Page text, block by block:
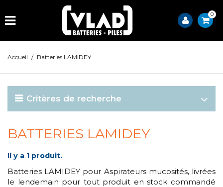
0
Accueil / Batteries LAMIDEY
Critères de recherche
BATTERIES LAMIDEY
Il y a 1 produit.
Batteries LAMIDEY pour Aspirateurs mucosités, livrées
le lendemain pour tout produit en stock commandé